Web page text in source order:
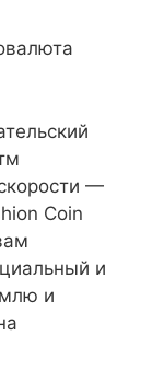
—
Coin
и
и